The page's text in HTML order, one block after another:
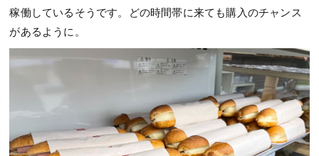
稼働しているそうです。どの時間帯に来ても購入のチャンス
があるように。